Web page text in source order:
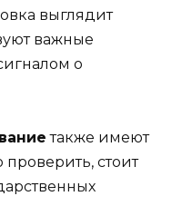
выглядит
важные
о
также имеют
стоит